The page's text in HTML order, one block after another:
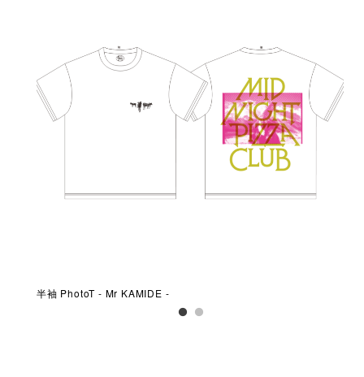
半袖 PhotoT - Mr KAMIDE -